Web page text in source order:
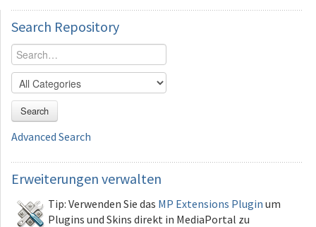
Search Repository
Search
Advanced Search
Erweiterungen verwalten
Tip: Verwenden Sie das MP Extensions Plugin um
Plugins und Skins direkt in MediaPortal zu